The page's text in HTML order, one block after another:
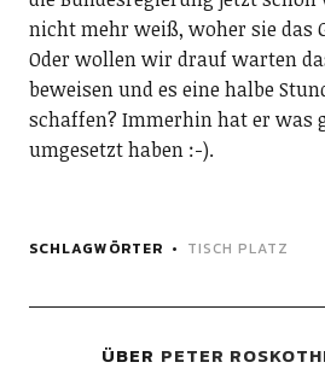
nicht mehr weiß, woher sie das
Oder wollen wir drauf warten
beweisen und es eine halbe
schaffen? Immerhin hat er was
umgesetzt haben :-).
SCHLAGWÖRTER TISCH PLATZ
ÜBER PETER